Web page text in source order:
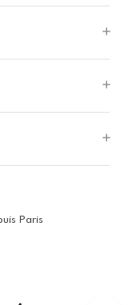
Paris